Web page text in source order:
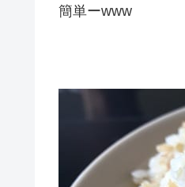
簡単ーwww